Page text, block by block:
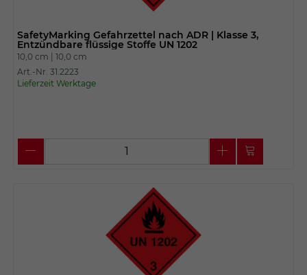
SafetyMarking Gefahrzettel nach ADR | Klasse 3,
Entzündbare flüssige Stoffe UN 1202
10,0 cm | 10,0 cm
Art.-Nr. 31.2223
Lieferzeit Werktage